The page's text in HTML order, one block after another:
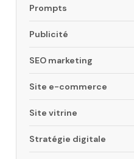
Prompts
Publicité
SEO marketing
Site e-commerce
Site vitrine
Stratégie digitale